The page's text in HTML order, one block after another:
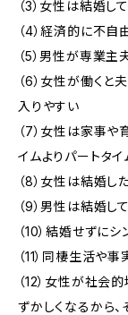
（3）女性は結婚
（4）経済的に不
（5）男性が専業
（6）女性が働くと
入りやすい
（7）女性は家事や
イムよりパートタ
（8）女性は結婚
（9）男性は結婚し
（10）結婚せずに
（11）同棲生活や
（12）女性が社会
ずかしくなるから